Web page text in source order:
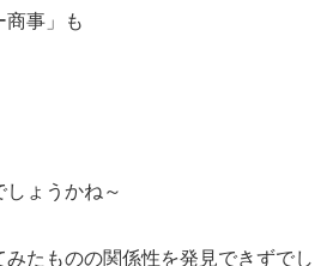
商事」も
ょうかね～
みたものの関係性を発見できずでし